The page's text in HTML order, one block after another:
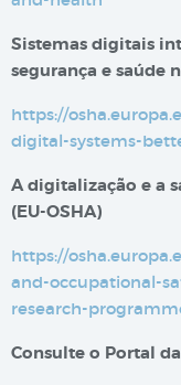
Sistemas digitais
segurança e saúde
https://
digital-systems-
A digitalização e a
(EU-OSHA)
https://
and-occupational-
research-
Consulte o Portal